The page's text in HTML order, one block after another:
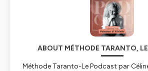
ABOUT MÉTHODE TARANTO,
Méthode Taranto-Le Podcast par